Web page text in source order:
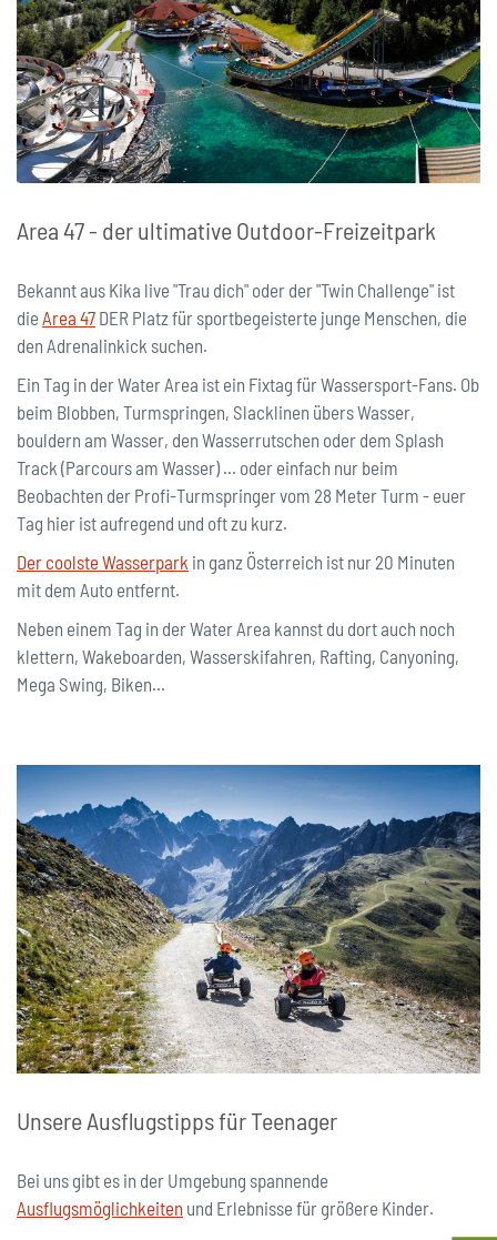
Area 47 - der ultimative Outdoor-Freizeitpark
Bekannt aus Kika live "Trau dich" oder der "Twin Challenge" ist
die Area 47 DER Platz für sportbegeisterte junge Menschen, die
den Adrenalinkick suchen.
Ein Tag in der Water Area ist ein Fixtag für Wassersport-Fans. Ob
beim Blobben, Turmspringen, Slacklinen übers Wasser,
bouldern am Wasser, den Wasserrutschen oder dem Splash
Track (Parcours am Wasser) ... oder einfach nur beim
Beobachten der Profi-Turmspringer vom 28 Meter Turm - euer
Tag hier ist aufregend und oft zu kurz.
Der coolste Wasserpark in ganz Österreich ist nur 20 Minuten
mit dem Auto entfernt.
Neben einem Tag in der Water Area kannst du dort auch noch
klettern, Wakeboarden, Wasserskifahren, Rafting, Canyoning,
Mega Swing, Biken...
Unsere Ausflugstipps für Teenager
Bei uns gibt es in der Umgebung spannende
Ausflugsmöglichkeiten und Erlebnisse für größere Kinder.